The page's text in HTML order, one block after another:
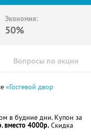
Экономия:
50%
Вопросы по акции
«Гостевой двор
в будние дни. Купон за
вместо 4000р. Скидка